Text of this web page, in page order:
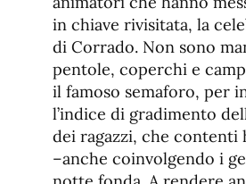
in chiave rivisitata, la
di Corrado. Non sono
pentole, coperchi e
il famoso semaforo, per
l’indice di gradimento
dei ragazzi, che contenti
–anche coinvolgendo i